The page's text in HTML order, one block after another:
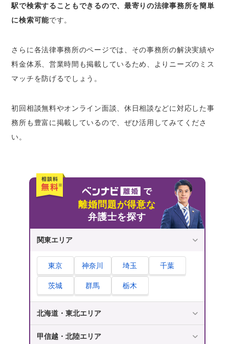
駅で検索することもできるので、最寄りの法律事務所を簡単
に検索可能です。
さらに各法律事務所のページでは、その事務所の解決実績や
料金体系、営業時間も掲載しているため、よりニーズのミス
マッチを防げるでしょう。
初回相談無料やオンライン面談、休日相談などに対応した事
務所も豊富に掲載しているので、ぜひ活用してみてくださ
い。
離婚問題が得意な
弁護士を探す
関東エリア
東京 神奈川 埼玉 千葉
茨城 群馬 栃木
北海道・東北エリア
甲信越・北陸エリア